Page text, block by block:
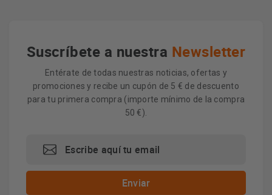
Suscríbete a nuestra Newsletter
Entérate de todas nuestras noticias, ofertas y
promociones y recibe un cupón de 5 € de descuento
para tu primera compra (importe mínimo de la compra
50 €).